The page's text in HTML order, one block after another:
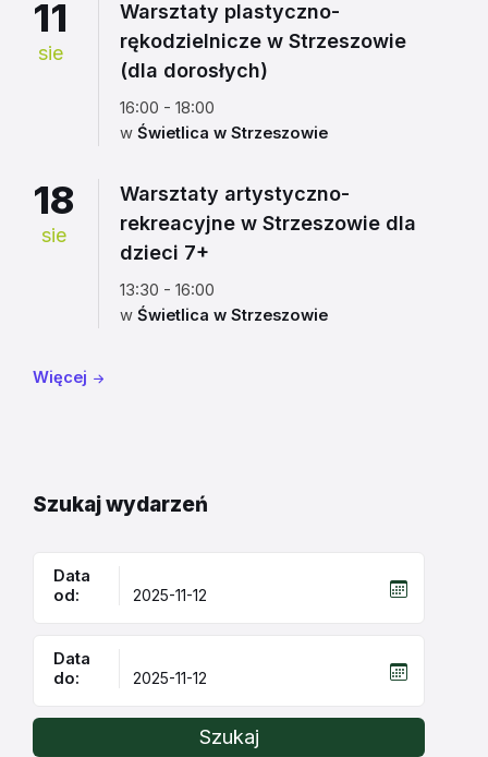
11
sie
Warsztaty plastyczno-
rękodzielnicze w Strzeszowie
(dla dorosłych)
16:00 - 18:00
w Świetlica w Strzeszowie
18
sie
Warsztaty artystyczno-
rekreacyjne w Strzeszowie dla
dzieci 7+
13:30 - 16:00
w Świetlica w Strzeszowie
Więcej
Szukaj wydarzeń
Data
od:
Data
do:
Szukaj